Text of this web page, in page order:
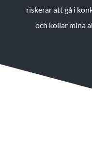
riskerar att gå i
och kollar mina